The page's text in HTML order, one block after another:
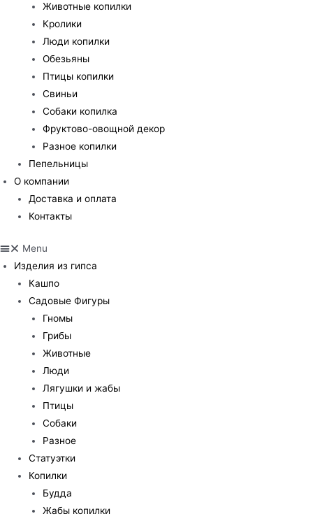
Животные копилки
Кролики
Люди копилки
Обезьяны
Птицы копилки
Свиньи
Собаки копилка
Фруктово-овощной декор
Разное копилки
Пепельницы
О компании
Доставка и оплата
Контакты
Menu
Изделия из гипса
Кашпо
Садовые Фигуры
Гномы
Грибы
Животные
Люди
Лягушки и жабы
Птицы
Собаки
Разное
Статуэтки
Копилки
Будда
Жабы копилки